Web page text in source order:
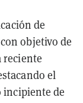
de
objetivo de
reciente
el
incipiente de